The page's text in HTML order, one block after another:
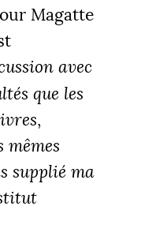
Magatte
avec
que les
,
mêmes
supplié ma